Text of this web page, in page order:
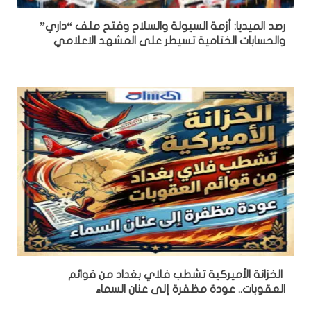
رصد الميديا: أزمة السيولة والسلاح وفتح ملف “داري”
والحسابات الختامية تسيطر على المشهد الاعلامي
الخزانة الأميركية تشطب فلاي بغداد من قوائم
العقوبات.. عودة مظفرة إلى عنان السماء